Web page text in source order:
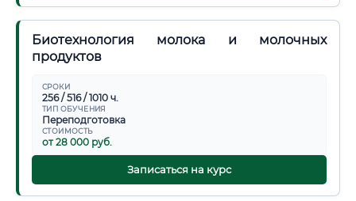
Биотехнология молока и молочных
продуктов
СРОКИ
256 / 516 / 1010 ч.
ТИП ОБУЧЕНИЯ
Переподготовка
СТОИМОСТЬ
от 28 000 руб.
Записаться на курс